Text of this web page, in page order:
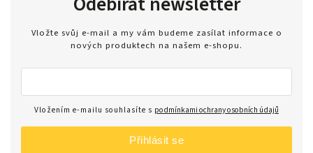
Vložte svůj e-mail a my vám budeme zasílat informace o
nových produktech na našem e-shopu.
Vložením e-mailu souhlasíte s podmínkami ochrany osobních údajů
Přihlásit se